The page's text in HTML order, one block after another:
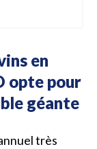
en
opte pour
géante
très